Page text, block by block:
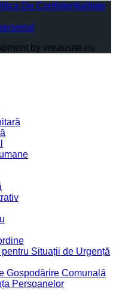
De Confidențialitate
by vreausite.eu
Situații de Urgență
Gospodărire Comunală
Persoanelor